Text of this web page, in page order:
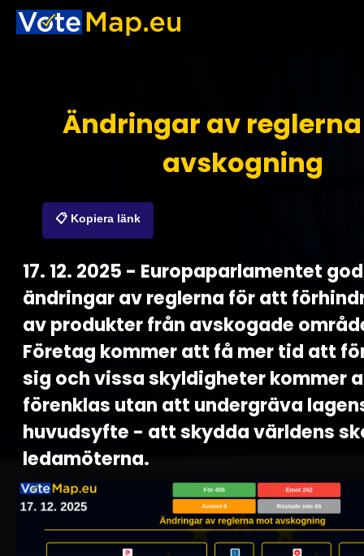
Ändringar av
avskogning
📋 Kopiera länk
17. 12. 2025 - Europaparlamentet
ändringar av reglerna för att
av produkter från avskogade
Företag kommer att få mer tid att
sig och vissa skyldigheter kommer
förenklas utan att undergräva
huvudsyfte - att skydda världens
ledamöterna.